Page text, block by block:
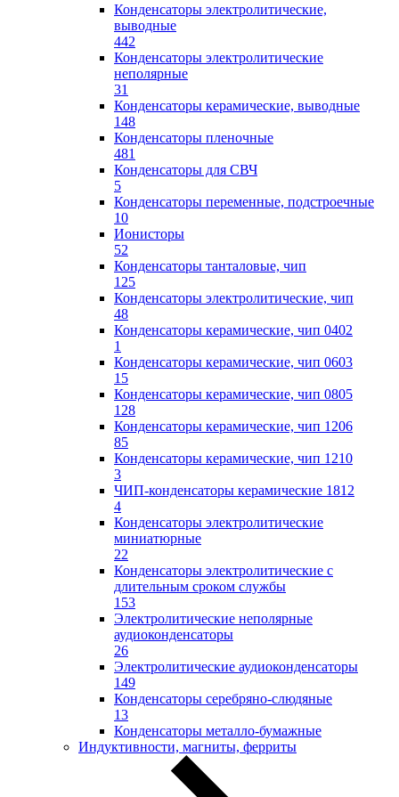
Конденсаторы электролитические,
выводные
442
Конденсаторы электролитические
неполярные
31
Конденсаторы керамические, выводные
148
Конденсаторы пленочные
481
Конденсаторы для СВЧ
5
Конденсаторы переменные, подстроечные
10
Ионисторы
52
Конденсаторы танталовые, чип
125
Конденсаторы электролитические, чип
48
Конденсаторы керамические, чип 0402
1
Конденсаторы керамические, чип 0603
15
Конденсаторы керамические, чип 0805
128
Конденсаторы керамические, чип 1206
85
Конденсаторы керамические, чип 1210
3
ЧИП-конденсаторы керамические 1812
4
Конденсаторы электролитические
миниатюрные
22
Конденсаторы электролитические с
длительным сроком службы
153
Электролитические неполярные
аудиоконденсаторы
26
Электролитические аудиоконденсаторы
149
Конденсаторы серебряно-слюдяные
13
Конденсаторы металло-бумажные
Индуктивности, магниты, ферриты